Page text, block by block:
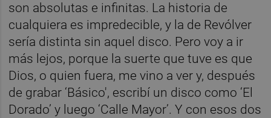
son absolutas e infinitas. La historia de
cualquiera es impredecible, y la de Revólver
sería distinta sin aquel disco. Pero voy a ir
más lejos, porque la suerte que tuve es que
Dios, o quien fuera, me vino a ver y, después
de grabar ‘Básico', escribí un disco como ‘El
Dorado’ y luego ‘Calle Mayor’. Y con esos dos